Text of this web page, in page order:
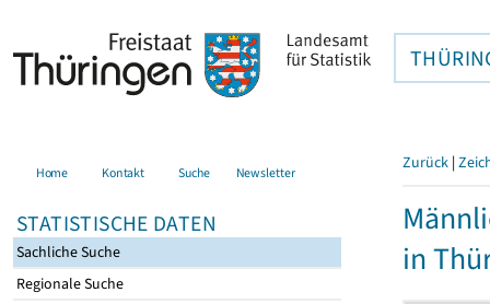
Home Kontakt Suche Newsletter
STATISTISCHE DATEN
Sachliche Suche
Regionale Suche
Zurück |
in